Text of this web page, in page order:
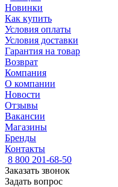
Новинки
Как купить
Условия оплаты
Условия доставки
Гарантия на товар
Возврат
Компания
О компании
Новости
Отзывы
Вакансии
Магазины
Бренды
Контакты
8 800 201-68-50
Заказать звонок
Задать вопрос